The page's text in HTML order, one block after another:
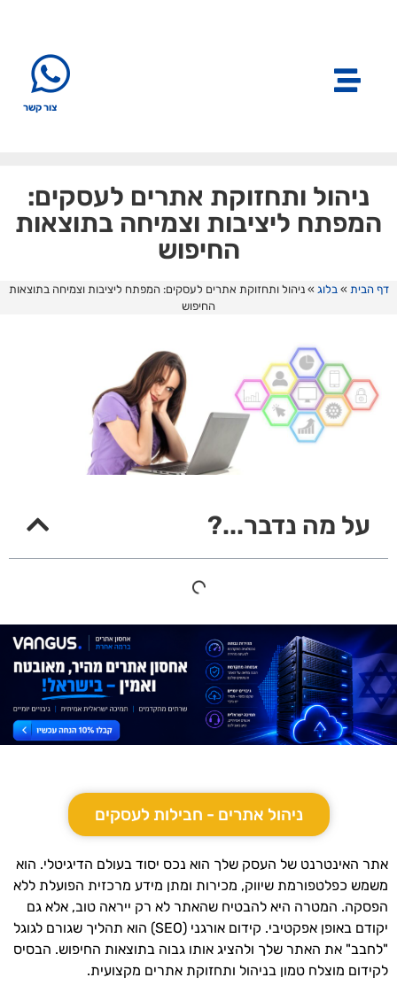
צור קשר
ניהול ותחזוקת אתרים לעסקים:
המפתח ליציבות וצמיחה בתוצאות
החיפוש
דף הבית » בלוג »ניהול ותחזוקת אתרים לעסקים: המפתח ליציבות וצמיחה בתוצאות
החיפוש
על מה נדבר...?
ניהול אתרים - חבילות לעסקים
אתר האינטרנט של העסק שלך הוא נכס יסוד בעולם הדיגיטלי. הוא
משמש כפלטפורמת שיווק, מכירות ומתן מידע מרכזית הפועלת ללא
הפסקה. המטרה היא להבטיח שהאתר לא רק ייראה טוב, אלא גם
יקודם באופן אפקטיבי. קידום אורגני (SEO) הוא תהליך שגורם לגוגל
"לחבב" את האתר שלך ולהציג אותו גבוה בתוצאות החיפוש. הבסיס
לקידום מוצלח טמון בניהול ותחזוקת אתרים מקצועית.